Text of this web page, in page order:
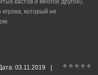
который не
03.11.2019
|